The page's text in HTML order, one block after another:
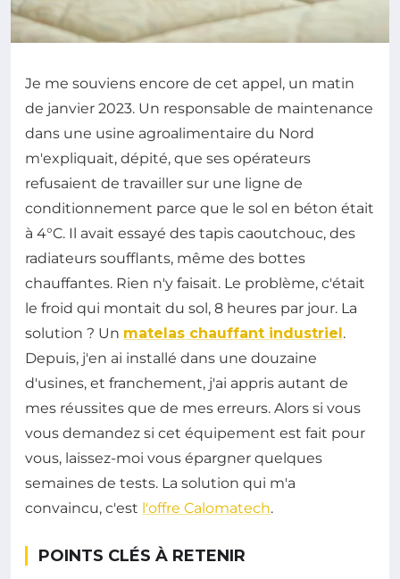
Je me souviens encore de cet appel, un matin
de janvier 2023. Un responsable de maintenance
dans une usine agroalimentaire du Nord
m'expliquait, dépité, que ses opérateurs
refusaient de travailler sur une ligne de
conditionnement parce que le sol en béton était
à 4°C. Il avait essayé des tapis caoutchouc, des
radiateurs soufflants, même des bottes
chauffantes. Rien n'y faisait. Le problème, c'était
le froid qui montait du sol, 8 heures par jour. La
solution ? Un matelas chauffant industriel .
Depuis, j'en ai installé dans une douzaine
d'usines, et franchement, j'ai appris autant de
mes réussites que de mes erreurs. Alors si vous
vous demandez si cet équipement est fait pour
vous, laissez-moi vous épargner quelques
semaines de tests. La solution qui m'a
convaincu, c'est l'offre Calomatech.
POINTS CLÉS À RETENIR